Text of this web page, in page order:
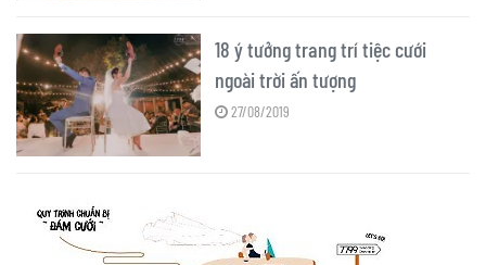
18 ý tưởng trang trí tiệc cưới
ngoài trời ấn tượng
27/08/2019